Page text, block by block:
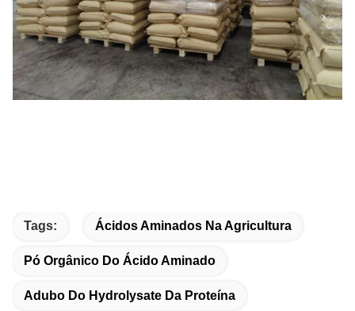
Tags: Ácidos Aminados Na Agricultura
Pó Orgânico Do Ácido Aminado
Adubo Do Hydrolysate Da Proteína